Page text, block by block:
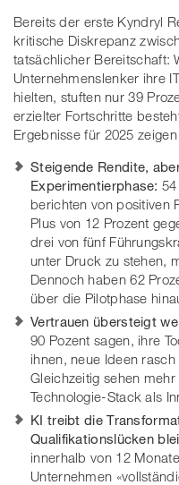
Bereits der erste Kyndryl
kritische Diskrepanz
tatsächlicher Bereitschaft:
Unternehmenslenker ihre
hielten, stuften nur 39
erzielter Fortschritte
Ergebnisse für 2025
Steigende Rendite,
Experimentierphase:
berichten von positiven
Plus von 12 Prozent
drei von fünf
unter Druck zu stehen,
Dennoch haben 62
über die Pilotphase
Vertrauen übersteigt
90 Pozent sagen, ihre
ihnen, neue Ideen
Gleichzeitig sehen
Technologie-Stack als
KI treibt die
Qualifikationslücken
innerhalb von 12
Unternehmen